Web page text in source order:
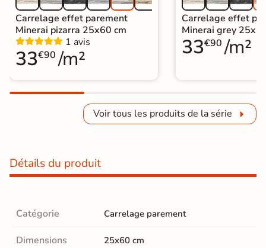
Carrelage effet parement
Minerai pizarra 25x60 cm
1 avis
33€90 /m²
Carrelage effet
Minerai grey
33€90 /m²
Voir tous les produits de la série
Détails du produit
Catégorie Carrelage parement
Dimensions 25x60 cm